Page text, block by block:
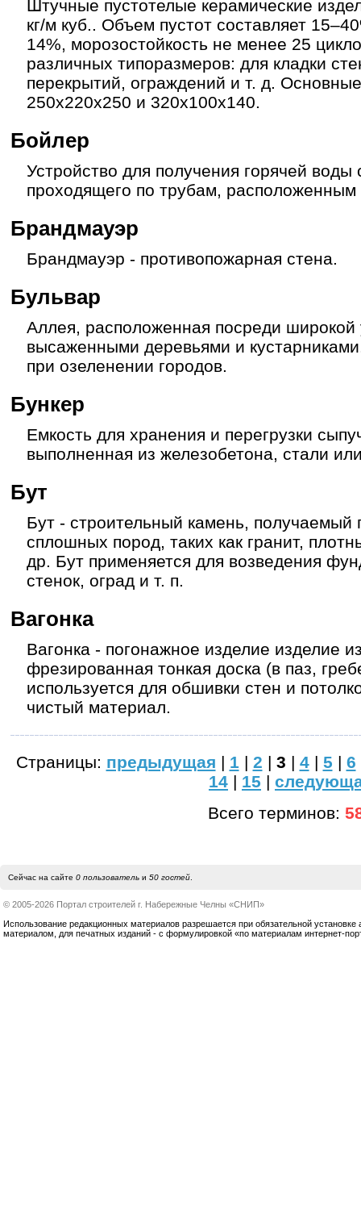
Штучные пустотелые керамические
кг/м куб.. Объем пустот составляет
14%, морозостойкость не менее 25
различных типоразмеров: для кладки
перекрытий, ограждений и т. д.
250х220х250 и 320х100х140.
Бойлер
Устройство для получения горячей
проходящего по трубам, расположенным
Брандмауэр
Брандмауэр - противопожарная стена.
Бульвар
Аллея, расположенная посреди
высаженными деревьями и
при озеленении городов.
Бункер
Емкость для хранения и перегрузки
выполненная из железобетона, стали
Бут
Бут - строительный камень, получаемый
сплошных пород, таких как гранит,
др. Бут применяется для возведения
стенок, оград и т. п.
Вагонка
Вагонка - погонажное изделие изделие
фрезированная тонкая доска (в паз,
используется для обшивки стен и
чистый материал.
Страницы: предыдущая | 1 | 2 | 3 | 4| 5 | 6
14 | 15 |
Всего терминов:
Сейчас на сайте 0 пользовательи 50 гостей.
© 2005-2026 Портал строителей г. Набережные Челны «СНИП»
Использование редакционных материалов разрешается при обязательной установке
материалом, для печатных изданий - с формулировкой «по материалам интернет-